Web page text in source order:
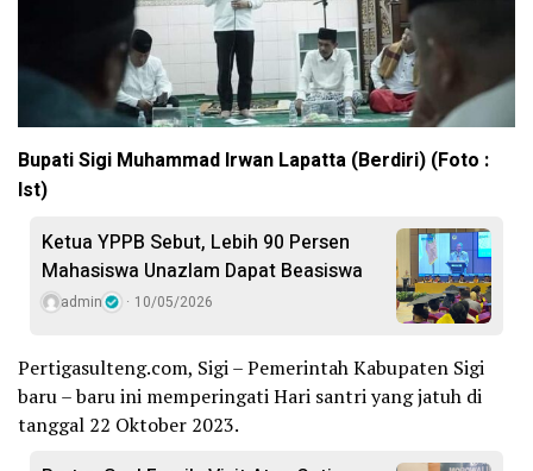
Bupati Sigi Muhammad Irwan Lapatta (Berdiri) (Foto :
Ist)
Ketua YPPB Sebut, Lebih 90 Persen
Mahasiswa Unazlam Dapat Beasiswa
admin 10/05/2026
Pertigasulteng.com, Sigi – Pemerintah Kabupaten Sigi
baru – baru ini memperingati Hari santri yang jatuh di
tanggal 22 Oktober 2023.